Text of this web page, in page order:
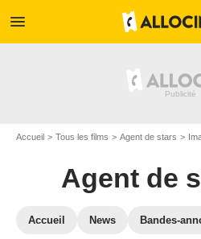
menu
Accueil Tous les films Agent de stars
Agent de
Accueil News Bandes-